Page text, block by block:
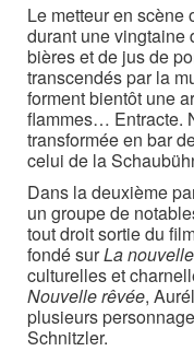
Le metteur en scène
durant une vingtaine
bières et de jus de
transcendés par la
forment bientôt une
flammes… Entracte.
transformée en bar
celui de la
Dans la deuxième
un groupe de
tout droit sortie du
fondé surLa
culturelles et
Nouvelle rêvée,
plusieurs
Schnitzler.